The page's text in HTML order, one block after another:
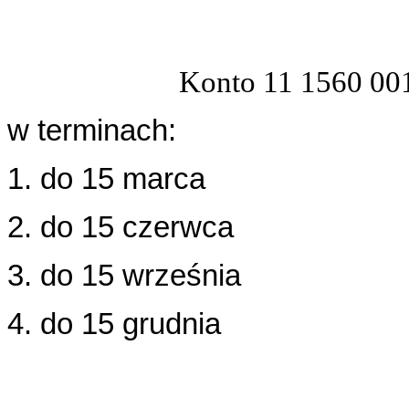
Konto 11 1560
w terminach:
1. do 15 marca
2. do 15 czerwca
3. do 15 września
4. do 15 grudnia